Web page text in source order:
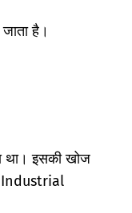
है।
था। इसकी खोज
(Industrial